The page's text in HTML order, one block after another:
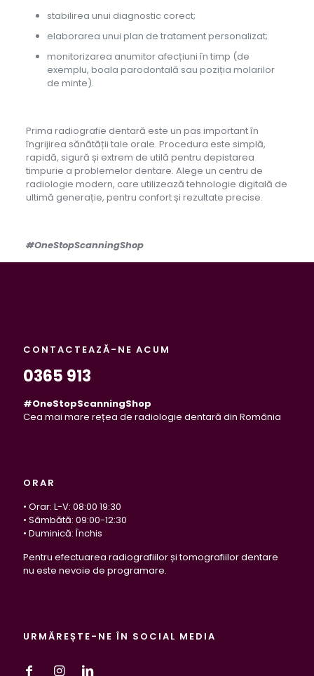
stabilirea unui diagnostic corect;
elaborarea unui plan de tratament personalizat;
monitorizarea anumitor afecțiuni în timp (de
exemplu, boala parodontală sau poziția molarilor
de minte).
Prima radiografie dentară este un pas important în
îngrijirea sănătății tale orale. Procedura este simplă,
rapidă, sigură și extrem de utilă pentru depistarea
timpurie a problemelor dentare. Alege un centru de
radiologie modern, care utilizează tehnologie digitală de
ultimă generație, pentru confort și rezultate precise.
#OneStopScanningShop
CONTACTEAZĂ-NE ACUM
0365 913
#OneStopScanningShop
Cea mai mare rețea de radiologie dentară din România
ORAR
• Orar: L-V: 08:00 19:30
• Sâmbătă: 09:00-12:30
• Duminică: Închis
Pentru efectuarea radiografiilor și tomografiilor dentare
nu este nevoie de programare.
URMĂREȘTE-NE ÎN SOCIAL MEDIA